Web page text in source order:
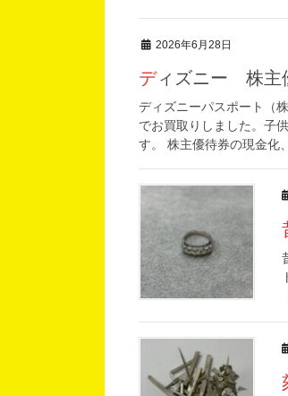
2026年6月28日
ディズニー 株
ディズニーパスポート（
でお買取りしました。子
す。 株主優待券の現金化